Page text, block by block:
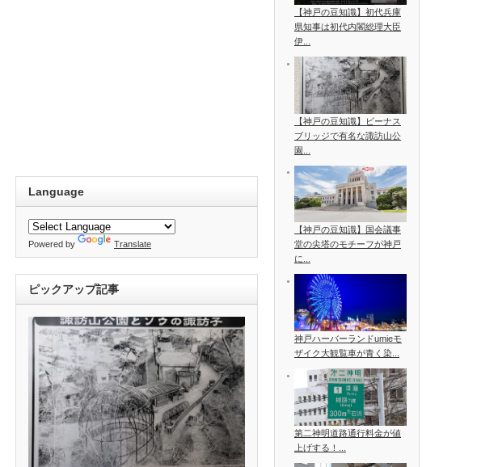
Language
Powered by Translate
ピックアップ記事
【神戸の豆知識】初代兵庫
県知事は初代内閣総理大臣
伊...
【神戸の豆知識】ビーナス
ブリッジで有名な諏訪山公
園...
【神戸の豆知識】国会議事
堂の尖塔のモチーフが神戸
に...
神戸ハーバーランドumieモ
ザイク大観覧車が青く染...
第二神明道路通行料金が値
上げする！...